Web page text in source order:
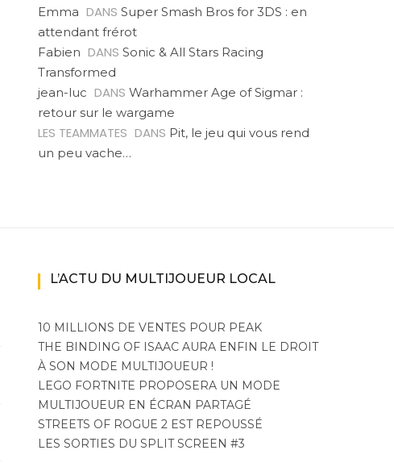
Emma DANS Super Smash Bros for 3DS : en
attendant frérot
Fabien DANS Sonic & All Stars Racing
Transformed
jean-luc DANS Warhammer Age of Sigmar :
retour sur le wargame
LES TEAMMATES DANS Pit, le jeu qui vous rend
un peu vache…
L’ACTU DU MULTIJOUEUR LOCAL
10 MILLIONS DE VENTES POUR PEAK
THE BINDING OF ISAAC AURA ENFIN LE DROIT
À SON MODE MULTIJOUEUR !
LEGO FORTNITE PROPOSERA UN MODE
MULTIJOUEUR EN ÉCRAN PARTAGÉ
STREETS OF ROGUE 2 EST REPOUSSÉ
LES SORTIES DU SPLIT SCREEN #3